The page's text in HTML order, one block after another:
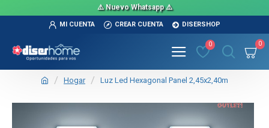
⚠️ Nuevo Whatsapp ⚠️
MI CUENTA CREAR CUENTA DISERSHOP
0 0
Hogar Luz Led Hexagonal Panel 2,45x2,40m
OUT